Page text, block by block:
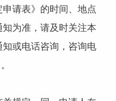
请表》的时间、地点
为准，请及时关注本
或电话咨询，咨询电